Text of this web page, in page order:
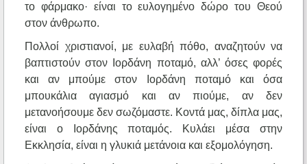
το φάρμακο· είναι το ευλογημένο δώρο του Θεού
στον άνθρωπο.
Πολλοί χριστιανοί, με ευλαβή πόθο, αναζητούν να
βαπτιστούν στον Ιορδάνη ποταμό, αλλ’ όσες φορές
και αν μπούμε στον Ιορδάνη ποταμό και όσα
μπουκάλια αγιασμό και αν πιούμε, αν δεν
μετανοήσουμε δεν σωζόμαστε. Κοντά μας, δίπλα μας,
είναι ο Ιορδάνης ποταμός. Κυλάει μέσα στην
Εκκλησία, είναι η γλυκιά μετάνοια και εξομολόγηση.